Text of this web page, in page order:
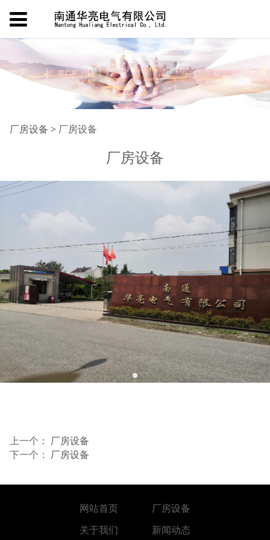
厂房设备
厂房设备 > 厂房设备
厂房设备
上一个： 厂房设备
下一个： 厂房设备
网站首页
厂房设备
关于我们
新闻动态